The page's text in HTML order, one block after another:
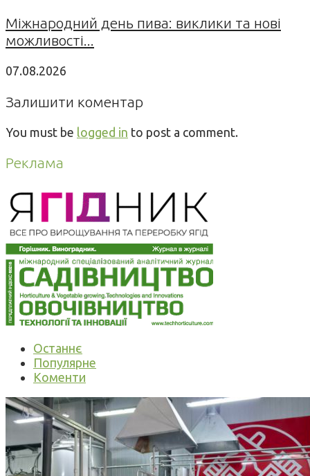
Міжнародний день пива: виклики та нові
можливості...
07.08.2026
Залишити коментар
You must be logged in to post a comment.
Реклама
Останнє
Популярне
Коменти